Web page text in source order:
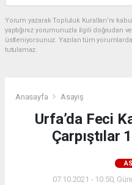
Yorum yazarak Topluluk Kuralları’nı
yaptığınız yorumunuzla ilgili doğrudan
üstleniyorsunuz. Yazılan tüm
tutulamaz.
Anasayfa Asayiş
Urfa’da Feci
Çarpıştılar
07.10.2021 - 10:50,